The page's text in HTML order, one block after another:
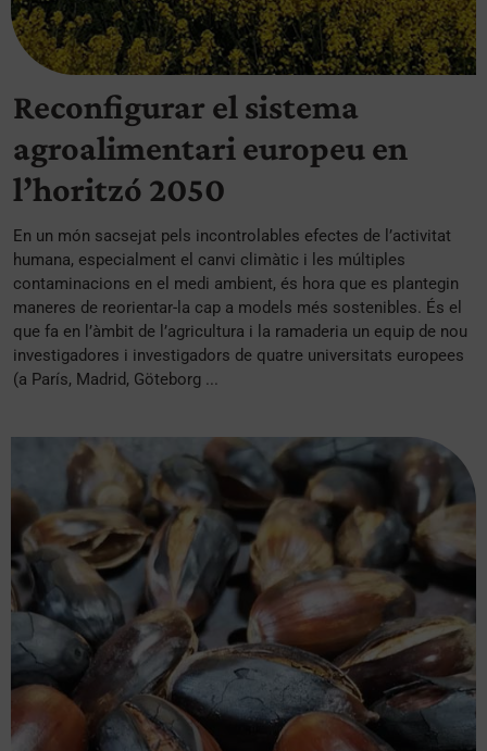
Reconfigurar el sistema
agroalimentari europeu en
l’horitzó 2050
En un món sacsejat pels incontrolables efectes de l’activitat
humana, especialment el canvi climàtic i les múltiples
contaminacions en el medi ambient, és hora que es plantegin
maneres de reorientar-la cap a models més sostenibles. És el
que fa en l’àmbit de l’agricultura i la ramaderia un equip de nou
investigadores i investigadors de quatre universitats europees
(a París, Madrid, Göteborg ...